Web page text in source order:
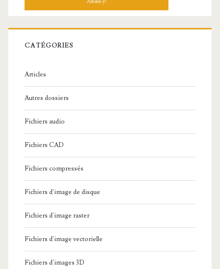
h
r
c
:
CATÉGORIES
Articles
Autres dossiers
Fichiers audio
Fichiers CAD
Fichiers compressés
Fichiers d'image de disque
Fichiers d'image raster
Fichiers d'image vectorielle
Fichiers d'images 3D